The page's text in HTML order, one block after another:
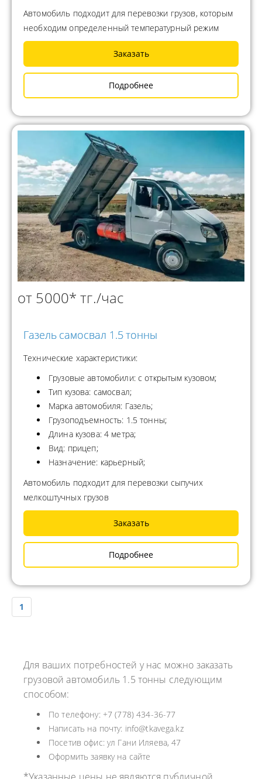
Автомобиль подходит для перевозки грузов, которым
необходим определенный температурный режим
Заказать
Подробнее
от 5000* тг./час
Газель самосвал 1.5 тонны
Технические характеристики:
Грузовые автомобили: с открытым кузовом;
Тип кузова: самосвал;
Марка автомобиля: Газель;
Грузоподъемность: 1.5 тонны;
Длина кузова: 4 метра;
Вид: прицеп;
Назначение: карьерный;
Автомобиль подходит для перевозки сыпучих
мелкоштучных грузов
Заказать
Подробнее
1
Для ваших потребностей у нас можно заказать
грузовой автомобиль 1.5 тонны следующим
способом:
По телефону: +7 (778) 434-36-77
Написать на почту: info@tkavega.kz
Посетив офис: ул Гани Иляева, 47
Оформить заявку на сайте